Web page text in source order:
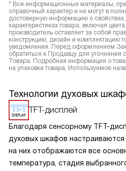
* Все информационные материалы,
справочный характер и не могут в
достоверную информацию о
характеристиках товара, включая
производитель оставляет за собой
конструкцию, дизайн и комплектацию
уведомления. Перед оформлением
обратиться к Продавцу для уточнения
Товара. Подробная информация о
на упаковке товара. Используемое
Технологии духовых
TFT-дисплей
Благодаря сенсорному TFT-
духовых шкафов настраиваются
на них отображаются все
температура, стадия